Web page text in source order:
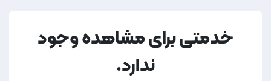
خدمتی برای مشاهده وجود
ندارد.